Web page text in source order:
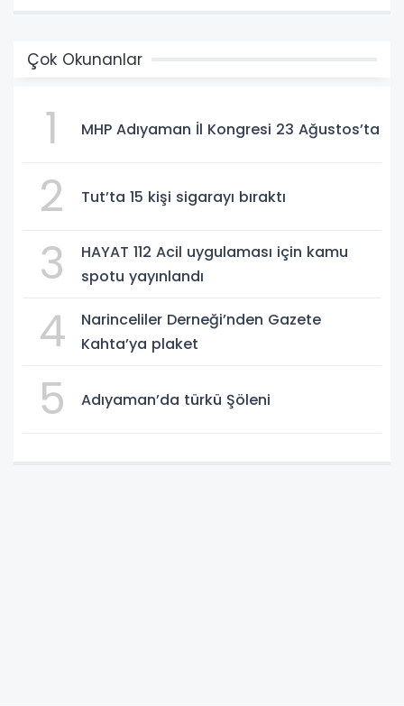
Çok Okunanlar
1 MHP Adıyaman İl Kongresi 23 Ağustos’ta
2 Tut’ta 15 kişi sigarayı bıraktı
3
HAYAT 112 Acil uygulaması için kamu
spotu yayınlandı
4
Narinceliler Derneği’nden Gazete
Kahta’ya plaket
5 Adıyaman’da türkü Şöleni